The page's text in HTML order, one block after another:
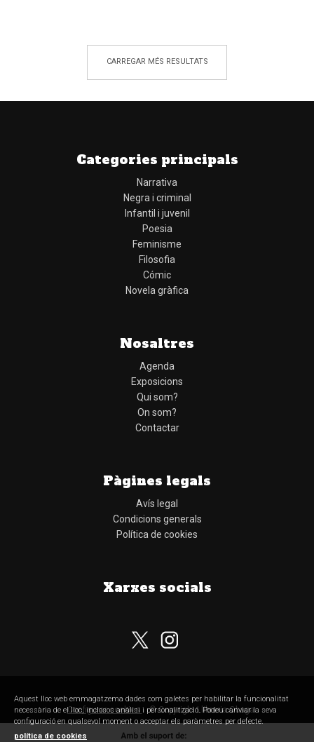
CARREGAR MÉS RESULTATS
Categories principals
Narrativa
Negra i criminal
Infantil i juvenil
Poesia
Feminisme
Filosofia
Cómic
Novela gràfica
Nosaltres
Agenda
Exposicions
Qui som?
On som?
Contactar
Pàgines legals
Avís legal
Condicions generals
Política de cookies
Xarxes socials
Configurar cookies © Copyright Llibreria Obaga
Aquest lloc web emmagatzema dades com galetes per habilitar la funcionalitat
necessària de el lloc, inclosos anàlisi i personalització. Podeu canviar la seva
configuració en qualsevol moment o acceptar els paràmetres per defecte.
política de cookies
Subscriu-te al nostre butlletí